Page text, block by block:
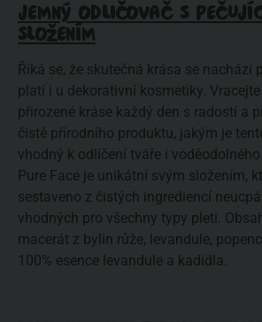
JEMNÝ ODLIČOVAČ S
SLOŽENÍM
Říká se, že skutečná krása se nachází
platí i u dekorativní kosmetiky. Vracejte
přirozené kráse každý den s radostí a
čistě přírodního produktu, jakým je
vhodný k odlíčení tváře i voděodolného
Pure Face je unikátní svým složením,
sestaveno z čistých ingrediencí
vhodných pro všechny typy pleti.
macerát z bylin růže, levandule,
100% esence levandule a kadidla.